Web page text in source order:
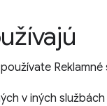
Reklamné
v iných